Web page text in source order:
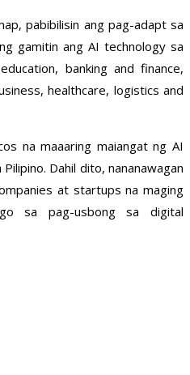
pabibilisin ang pag-adapt sa
gamitin ang AI technology sa
banking and finance,
healthcare, logistics and
na maaaring maiangat ng AI
Dahil dito, nananawagan
at startups na maging
sa pag-usbong sa digital